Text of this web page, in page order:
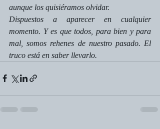
aunque los quisiéramos olvidar.
Dispuestos a aparecer en cualquier
momento. Y es que todos, para bien y para
mal, somos rehenes de nuestro pasado. El
truco está en saber llevarlo.